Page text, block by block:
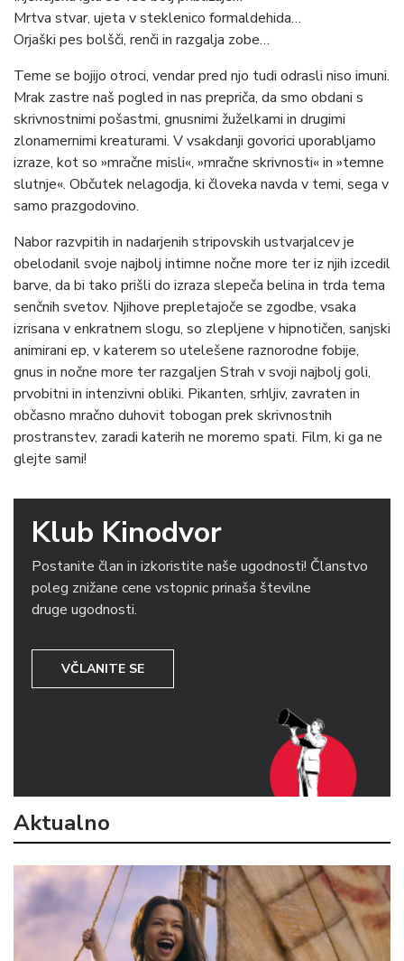
Mrtva stvar, ujeta v steklenico formaldehida…
Orjaški pes bolšči, renči in razgalja zobe…
Teme se bojijo otroci, vendar pred njo tudi odrasli niso imuni.
Mrak zastre naš pogled in nas prepriča, da smo obdani s
skrivnostnimi pošastmi, gnusnimi žuželkami in drugimi
zlonamernimi kreaturami. V vsakdanji govorici uporabljamo
izraze, kot so »mračne misli«, »mračne skrivnosti« in »temne
slutnje«. Občutek nelagodja, ki človeka navda v temi, sega v
samo prazgodovino.
Nabor razvpitih in nadarjenih stripovskih ustvarjalcev je
obelodanil svoje najbolj intimne nočne more ter iz njih izcedil
barve, da bi tako prišli do izraza slepeča belina in trda tema
senčnih svetov. Njihove prepletajoče se zgodbe, vsaka
izrisana v enkratnem slogu, so zlepljene v hipnotičen, sanjski
animirani ep, v katerem so utelešene raznorodne fobije,
gnus in nočne more ter razgaljen Strah v svoji najbolj goli,
prvobitni in intenzivni obliki. Pikanten, srhljiv, zavraten in
občasno mračno duhovit tobogan prek skrivnostnih
prostranstev, zaradi katerih ne moremo spati. Film, ki ga ne
glejte sami!
Klub Kinodvor
Postanite član in izkoristite naše ugodnosti! Članstvo
poleg znižane cene vstopnic prinaša številne
druge ugodnosti.
VČLANITE SE
Aktualno